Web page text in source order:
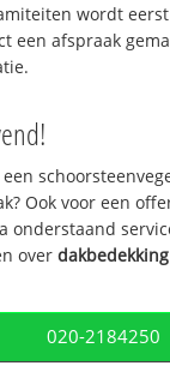
wordt
een afspraak
Ook voor een
onderstaand
over
020-2184250